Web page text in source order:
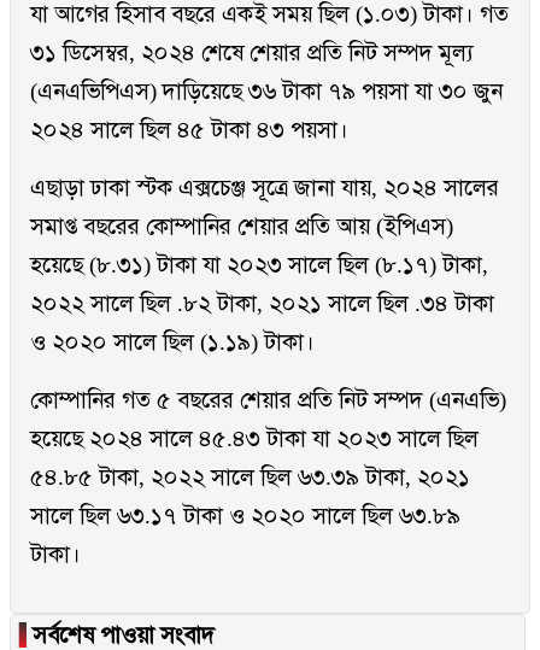
যা আগের হিসাব বছরে একই সময় ছিল (১.০৩) টাকা। গত
৩১ ডিসেম্বর, ২০২৪ শেষে শেয়ার প্রতি নিট সম্পদ মূল্য
(এনএভিপিএস) দাড়িয়েছে ৩৬ টাকা ৭৯ পয়সা যা ৩০ জুন
২০২৪ সালে ছিল ৪৫ টাকা ৪৩ পয়সা।
এছাড়া ঢাকা স্টক এক্সচেঞ্জ সূত্রে জানা যায়, ২০২৪ সালের
সমাপ্ত বছরের কোম্পানির শেয়ার প্রতি আয় (ইপিএস)
হয়েছে (৮.৩১) টাকা যা ২০২৩ সালে ছিল (৮.১৭) টাকা,
২০২২ সালে ছিল .৮২ টাকা, ২০২১ সালে ছিল .৩৪ টাকা
ও ২০২০ সালে ছিল (১.১৯) টাকা।
কোম্পানির গত ৫ বছরের শেয়ার প্রতি নিট সম্পদ (এনএভি)
হয়েছে ২০২৪ সালে ৪৫.৪৩ টাকা যা ২০২৩ সালে ছিল
৫৪.৮৫ টাকা, ২০২২ সালে ছিল ৬৩.৩৯ টাকা, ২০২১
সালে ছিল ৬৩.১৭ টাকা ও ২০২০ সালে ছিল ৬৩.৮৯
টাকা।
▐সর্বশেষ পাওয়া সংবাদ